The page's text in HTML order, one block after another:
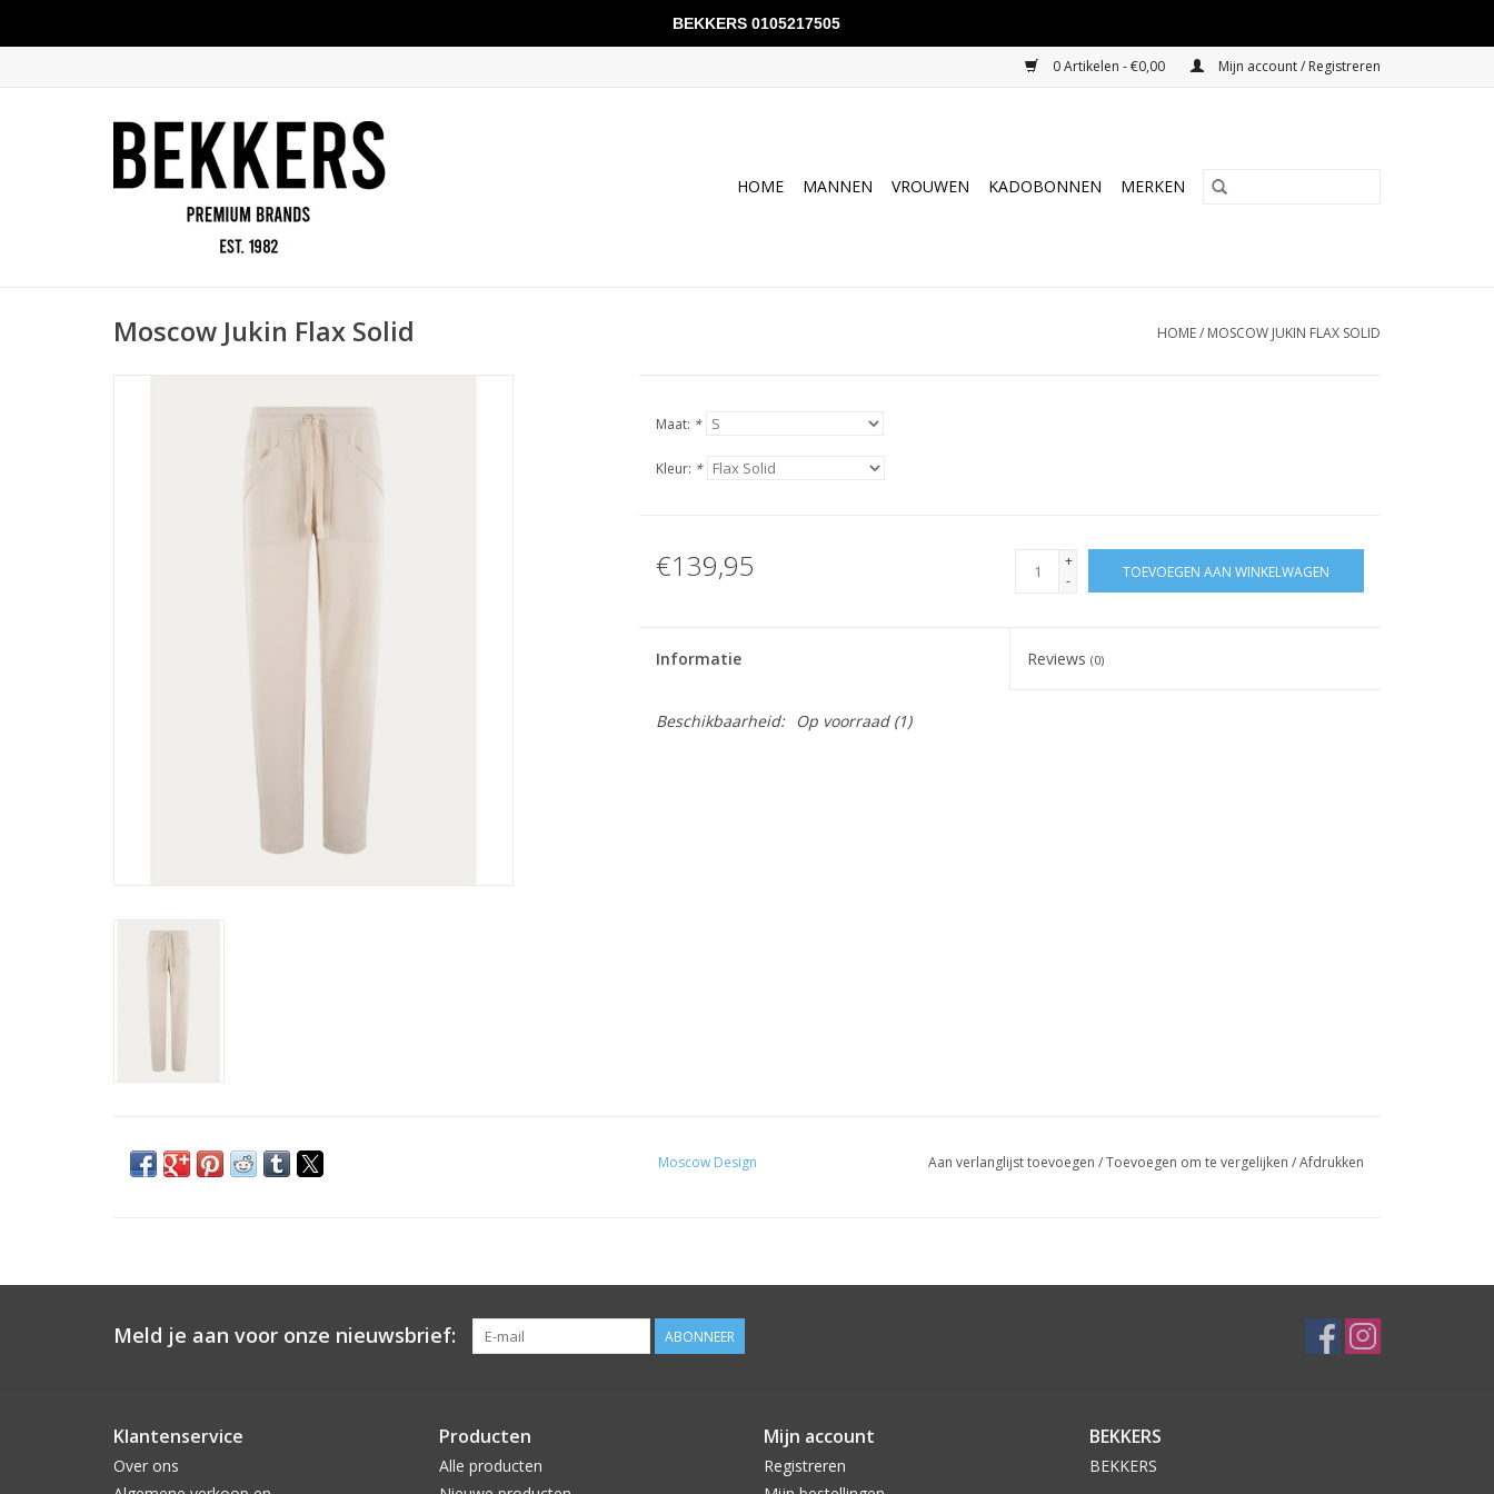
0 Artikelen - €0,00 Mijn account / Registreren
HOME MANNEN VROUWEN KADOBONNEN MERKEN
Moscow Jukin Flax Solid HOME/ MOSCOW JUKIN FLAX SOLID
Maat: *
Kleur: *
€139,95
+
-
TOEVOEGEN AAN WINKELWAGEN
Informatie Reviews(0)
Beschikbaarheid: Op voorraad(1)
Moscow Design Aan verlanglijst toevoegen /Toevoegen om te vergelijken /Afdrukken
Meld je aan voor onze nieuwsbrief: ABONNEER
Klantenservice
Over ons
Producten
Alle producten
Mijn account
Registreren
BEKKERS
BEKKERS
BEKKERS 0105217505